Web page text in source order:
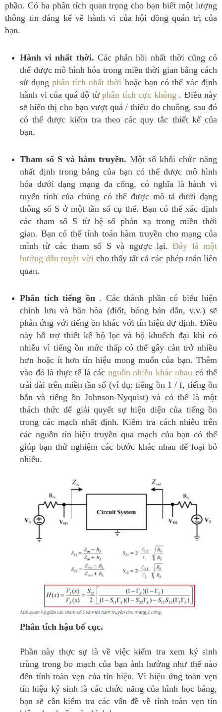
phần. Có ba phân tích quan trọng cho bạn biết một lượng
thông tin đáng kể về hành vi của hội đồng quản trị của
bạn.
Hành vi nhất thời. Các phản hồi nhất thời cũng có
thể được mô hình hóa trong miền thời gian bằng cách
sử dụngphân tích nhất thời hoặc bạn có thể xác định
hành vi của quá độ từ phân tích cực không . Điều này
sẽ hiển thị cho bạn vượt quá / thiếu do chuông, sau đó
có thể được kiểm tra theo các quy tắc thiết kế của
bạn.
Tham số S và hàm truyền. Một số khối chức năng
nhất định trong bảng của bạn có thể được mô hình
hóa dưới dạng mạng đa cổng, có nghĩa là hành vi
tuyến tính của chúng có thể được mô tả dưới dạng
thông số S ở một tần số cụ thể. Bạn có thể xác định
các tham số S từ hệ số phản xạ trong miền thời
gian. Bạn có thể tính toán hàm truyền cho mạng của
mình từ các tham số S và ngược lại.Đây là một
hướng dẫn tuyệt vờicho thấy tất cả các phép toán liên
quan.
Phân tích tiếng ồn. Các thành phần có biểu hiện
chỉnh lưu và bão hòa (điốt, bóng bán dẫn, v.v.) sẽ
phản ứng với tiếng ồn khác với tín hiệu dự định. Điều
này hỗ trợ thiết kế bộ lọc và bộ khuếch đại khi có
nhiễu vì tiếng ồn mức thấp có thể gây cản trở nhiều
hơn hoặc ít hơn tín hiệu mong muốn của bạn. Thêm
vào đó là thực tế là các nguồn nhiễu khác nhau có thể
trải dài trên miền tần số (ví dụ: tiếng ồn 1 / f, tiếng ồn
bắn và tiếng ồn Johnson-Nyquist) và có thể là một
thách thức để giải quyết sự hiện diện của tiếng ồn
trong các mạch nhất định.Kiểm tra cách nhiễu trên
các nguồn tín hiệu truyền qua mạch của bạn có thể
giúp bạn thử nghiệm các bước khác nhau để loại bỏ
nhiễu.
Phân tích hậu bố cục.
Phần này thực sự là về việc kiểm tra xem ký sinh
trùng trong bo mạch của bạn ảnh hưởng như thế nào
đến tính toàn vẹn của tín hiệu.Vì hiệu ứng toàn vẹn
tín hiệu ký sinh là các chức năng của hình học bảng,
bạn sẽ cần kiểm tra các vấn đề về tính toàn vẹn tín